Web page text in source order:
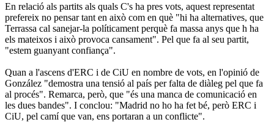
En relació als partits als quals C's ha pres vots, aquest representat
prefereix no pensar tant en això com en què "hi ha alternatives, que
Terrassa cal sanejar-la políticament perquè fa massa anys que h ha
els mateixos i això provoca cansament". Pel que fa al seu partit,
"estem guanyant confiança".
Quan a l'ascens d'ERC i de CiU en nombre de vots, en l'opinió de
González "demostra una tensió al país per falta de diàleg pel que fa
al procés". Remarca, però, que "és una manca de comunicació en
les dues bandes". I conclou: "Madrid no ho ha fet bé, però ERC i
CiU, pel camí que van, ens portaran a un conflicte".